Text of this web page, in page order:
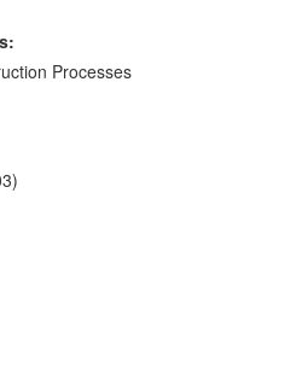
e Comunicações
Processes